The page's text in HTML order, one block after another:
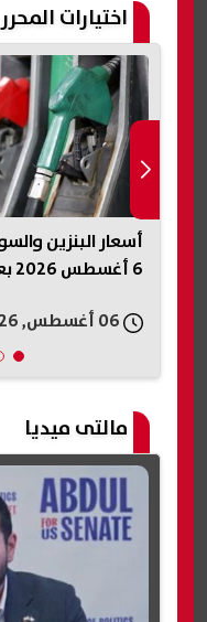
اختيارات المحرر
نقيب المأذونين:
المطار» يعكس
مالتى ميديا